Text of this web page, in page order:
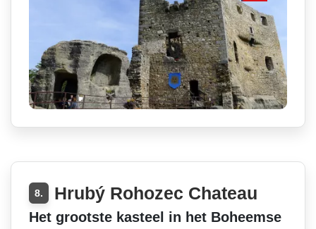
8. Hrubý Rohozec Chateau
Het grootste kasteel in het Boheemse